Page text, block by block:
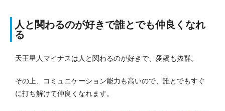
人と関わるのが好きで誰とでも仲良くなれ
る
天王星人マイナスは人と関わるのが好きで、愛嬌も抜群。
その上、コミュニケーション能力も高いので、誰とでもすぐ
に打ち解けて仲良くなれます。